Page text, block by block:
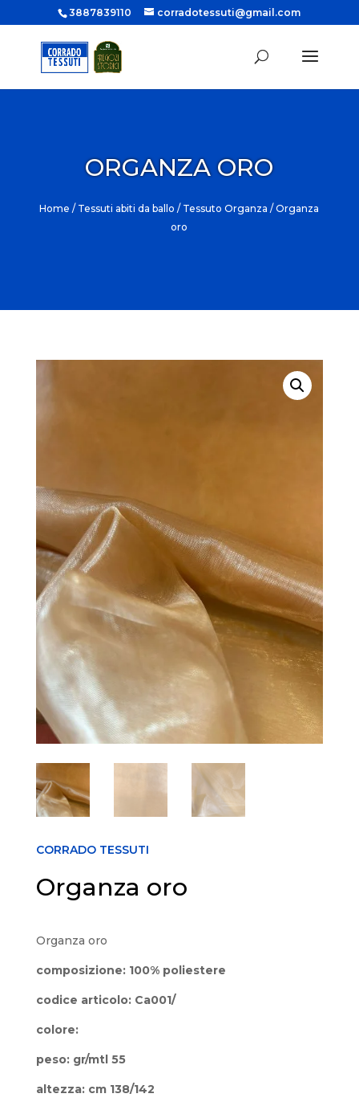
3887839110 corradotessuti@gmail.com
ORGANZA ORO
Home / Tessuti abiti da ballo / Tessuto Organza / Organza
oro
CORRADO TESSUTI
Organza oro
Organza oro
composizione: 100% poliestere
codice articolo: Ca001/
colore:
peso: gr/mtl 55
altezza: cm 138/142